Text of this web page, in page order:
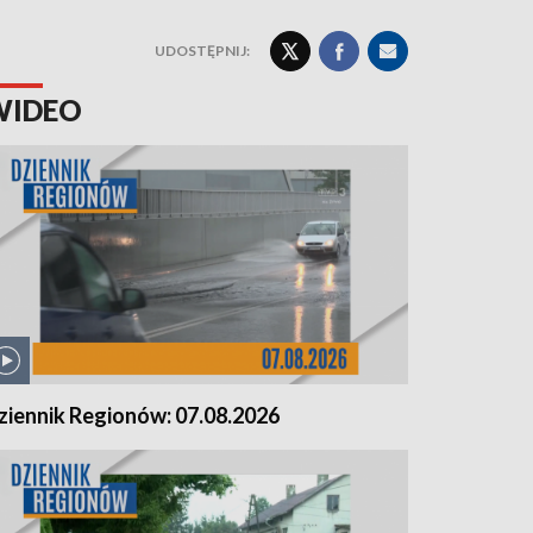
UDOSTĘPNIJ:
Regionów: 07.08.2026